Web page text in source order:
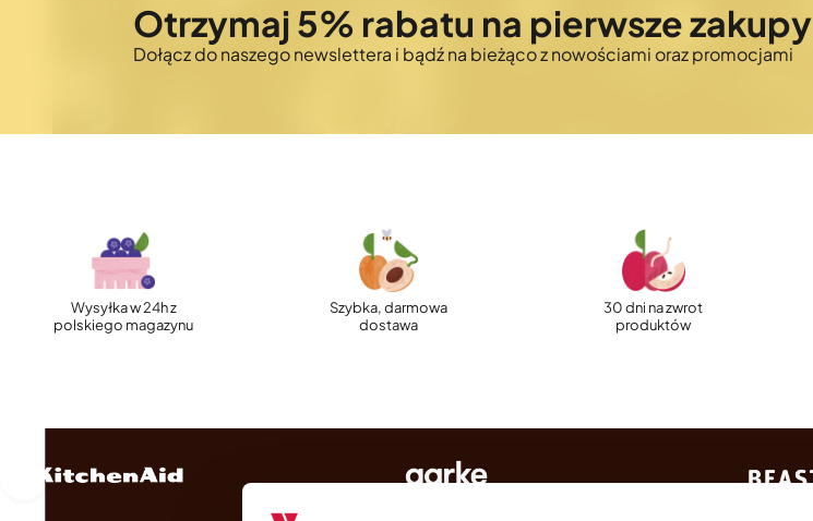
Otrzymaj 5% rabatu na pierwsze zakupy
Dołącz do naszego newslettera i bądź na bieżąco z nowościami oraz promocjami
Wysyłka w 24h z
polskiego magazynu
Szybka, darmowa
dostawa
30 dni na zwrot
produktów